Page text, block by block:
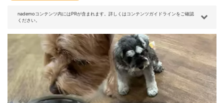
nademoコンテンツ内にはPRが含まれます。詳しくはコンテンツガイドラインをご確認
ください。